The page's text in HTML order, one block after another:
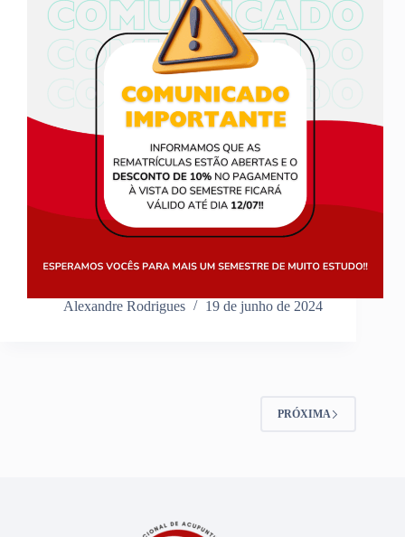
Alexandre Rodrigues 19 de junho de 2024
PRÓXIMA